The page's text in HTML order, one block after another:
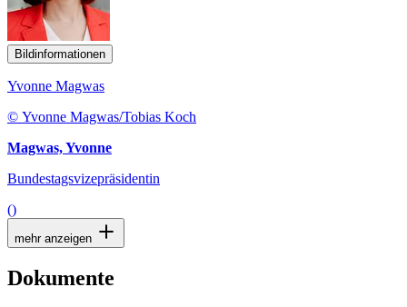
Bildinformationen
Yvonne Magwas
© Yvonne Magwas/Tobias Koch
Magwas, Yvonne
Bundestagsvizepräsidentin
()
mehr anzeigen
Dokumente